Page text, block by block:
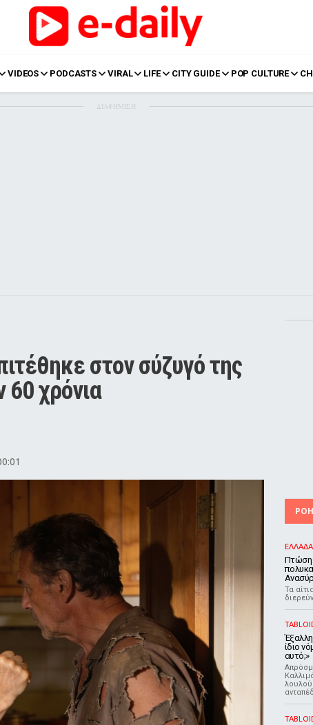
VIDEOS PODCASTS VIRAL LIFE CITY GUIDE POP CULTURE
ΔΙΑΦΗΜΙΣΗ
στον σύζυγό της
60 χρόνια
ΕΛΛΑΔΑ
Πτώση
Τα
ίδιο
αυτό;»